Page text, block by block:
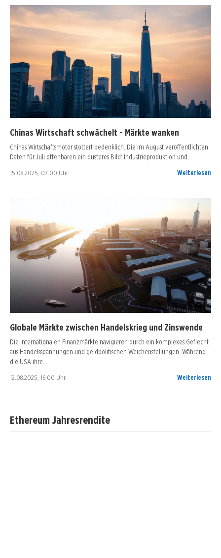
Chinas Wirtschaft schwächelt - Märkte wanken
Chinas Wirtschaftsmotor stottert bedenklich. Die im August veröffentlichten
Daten für Juli offenbaren ein düsteres Bild: Industrieproduktion und…
15.08.2025, 07:00 Uhr Weiterlesen
Globale Märkte zwischen Handelskrieg und Zinswende
Die internationalen Finanzmärkte navigieren durch ein komplexes Geflecht
aus Handelsspannungen und geldpolitischen Weichenstellungen. Während
die USA ihre…
12.08.2025, 16:00 Uhr Weiterlesen
Ethereum Jahresrendite